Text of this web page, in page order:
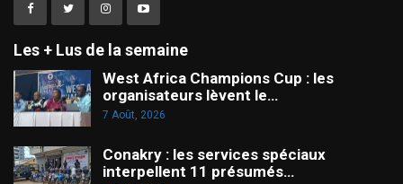
Les + Lus de la semaine
West Africa Champions Cup : les
organisateurs lèvent le…
7 Août, 2026
Conakry : les services spéciaux
interpellent 11 présumés…